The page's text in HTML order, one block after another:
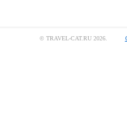
© TRAVEL-CAT.RU 2026.